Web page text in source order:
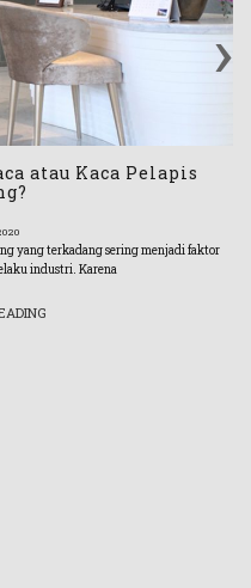
atau Kaca Pelapis
yang terkadang sering menjadi faktor
industri. Karena
›